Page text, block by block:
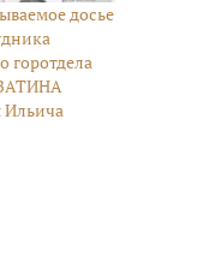
досье
горотдела
Ильича